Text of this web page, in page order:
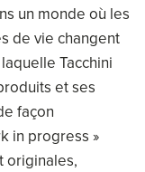
un monde où les
de vie changent
Tacchini
et ses
façon
in progress »
originales,